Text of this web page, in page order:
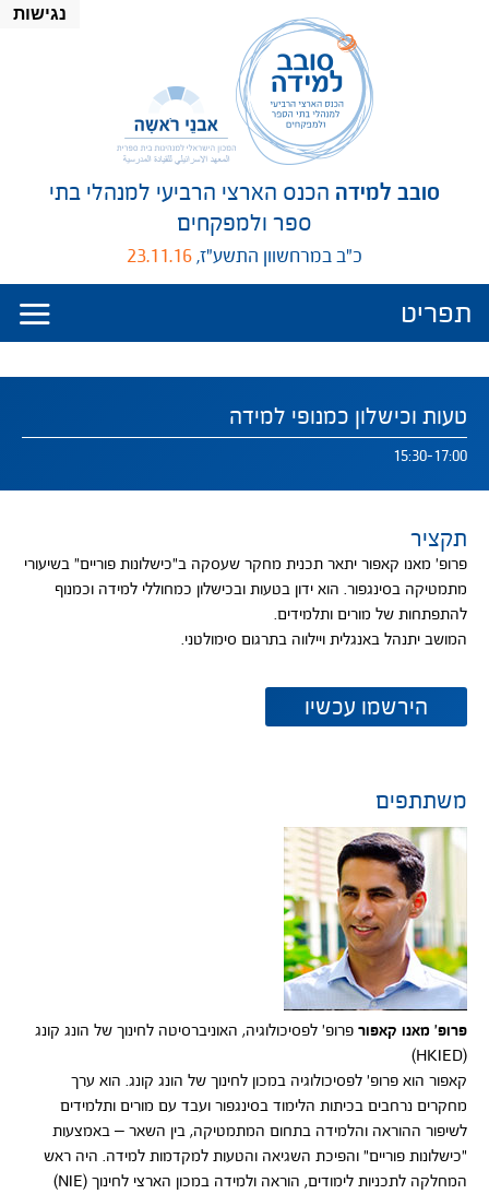
נגישות
סובב למידה הכנס הארצי הרביעי למנהלי בתי
ספר ולמפקחים
כ"ב במרחשוון התשע"ז, 23.11.16
תפריט ניווט
תפריט
טעות וכישלון כמנופי למידה
15:30-עד
17:00
תקציר
פרופ' מאנו קאפור יתאר תכנית מחקר שעסקה ב"כישלונות פוריים" בשיעורי
מתמטיקה בסינגפור. הוא ידון בטעות ובכישלון כמחוללי למידה וכמנוף
להתפתחות של מורים ותלמידים.
המושב יתנהל באנגלית ויילווה בתרגום סימולטני.
הירשמו עכשיו
בחלון
משתתפים
פרופ' מאנו קאפור פרופ' לפסיכולוגיה, האוניברסיטה לחינוך של הונג קונג
(HKIED)
קאפור הוא פרופ' לפסיכולוגיה במכון לחינוך של הונג קונג. הוא ערך
מחקרים נרחבים בכיתות הלימוד בסינגפור ועבד עם מורים ותלמידים
לשיפור ההוראה והלמידה בתחום המתמטיקה, בין השאר – באמצעות
"כישלונות פוריים" והפיכת השגיאה והטעות למקדמות למידה. היה ראש
המחלקה לתכניות לימודים, הוראה ולמידה במכון הארצי לחינוך (NIE)